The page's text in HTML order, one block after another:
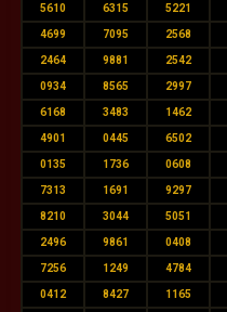
5610 6315 5221
4699 7095 2568
2464 9881 2542
0934 8565 2997
6168 3483 1462
4901 0445 6502
0135 1736 0608
7313 1691 9297
8210 3044 5051
2496 9861 0408
7256 1249 4784
0412 8427 1165